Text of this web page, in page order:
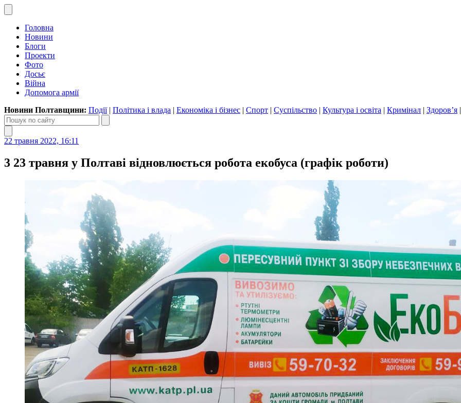
Головна
Новини
Блоги
Проекти
Фото
Досьє
Війна
Допомога армії
Новини Полтавщини: Події| Політика і влада | Економіка і бізнес | Спорт | Суспільство | Культура і освіта | Кримінал | Здоров’я
22 травня 2022, 16:11
3 23 травня у Полтаві відновлюється робота екобуса (графік роботи)